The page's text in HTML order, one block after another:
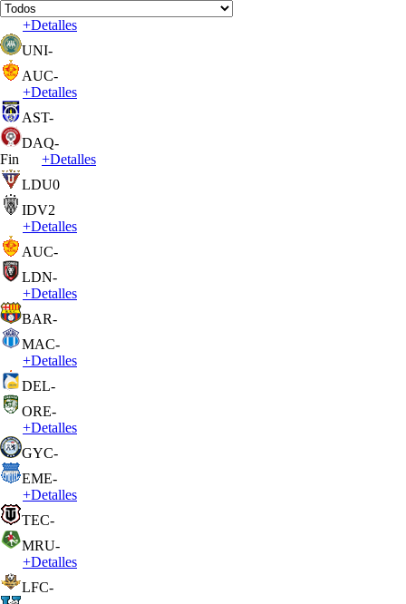
+Detalles
UNI-
AUC-
+Detalles
AST-
DAQ-
Fin
+Detalles
LDU0
IDV2
+Detalles
AUC-
LDN-
+Detalles
BAR-
MAC-
+Detalles
DEL-
ORE-
+Detalles
GYC-
EME-
+Detalles
TEC-
MRU-
+Detalles
LFC-